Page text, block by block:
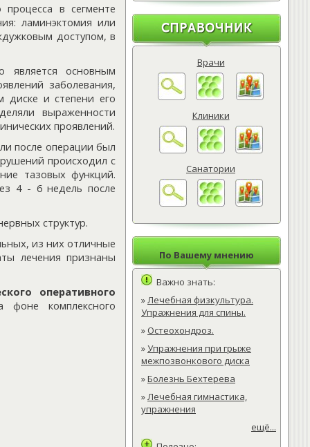
Врачи
Клиники
Санатории
По Вашему мнению
Важно знать:
»Лечебная физкультура.
Упражнения для спины.
» Остеохондроз.
»Упражнения при грыже
межпозвонкового диска
»Болезнь Бехтерева
»Лечебная гимнастика,
упражнения
ещё...
в сегменте
ламинэктомия или
доступом, в
является основным
заболевания,
диске и степени его
выраженности
проявлений.
после операции был
происходил с
тазовых функций.
4 - 6 недель после
структур.
из них отличные
лечения признаны
оперативного
фоне комплексного